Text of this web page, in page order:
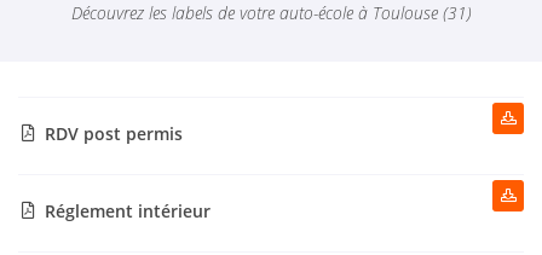
Découvrez les labels de votre auto-école à Toulouse (31)
 RDV post permis

 Réglement intérieur
